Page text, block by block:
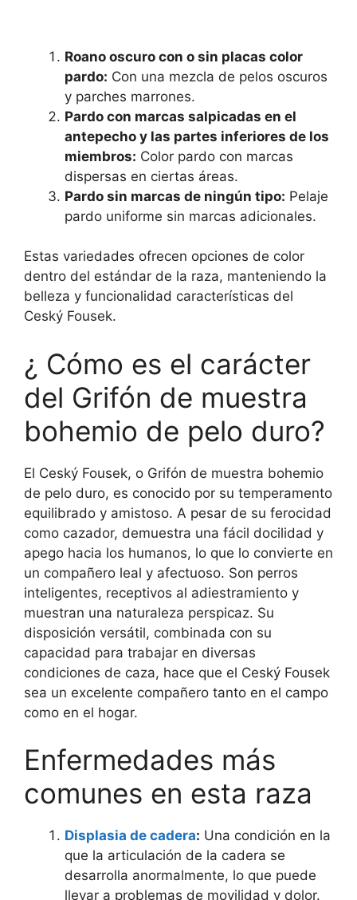
Roano oscuro con o sin placas color
pardo: Con una mezcla de pelos oscuros
y parches marrones.
Pardo con marcas salpicadas en el
antepecho y las partes inferiores de los
miembros: Color pardo con marcas
dispersas en ciertas áreas.
Pardo sin marcas de ningún tipo: Pelaje
pardo uniforme sin marcas adicionales.
Estas variedades ofrecen opciones de color
dentro del estándar de la raza, manteniendo la
belleza y funcionalidad características del
Ceský Fousek.
¿ Cómo es el carácter
del Grifón de muestra
bohemio de pelo duro?
El Ceský Fousek, o Grifón de muestra bohemio
de pelo duro, es conocido por su temperamento
equilibrado y amistoso. A pesar de su ferocidad
como cazador, demuestra una fácil docilidad y
apego hacia los humanos, lo que lo convierte en
un compañero leal y afectuoso. Son perros
inteligentes, receptivos al adiestramiento y
muestran una naturaleza perspicaz. Su
disposición versátil, combinada con su
capacidad para trabajar en diversas
condiciones de caza, hace que el Ceský Fousek
sea un excelente compañero tanto en el campo
como en el hogar.
Enfermedades más
comunes en esta raza
Displasia de cadera: Una condición en la
que la articulación de la cadera se
desarrolla anormalmente, lo que puede
llevar a problemas de movilidad y dolor.